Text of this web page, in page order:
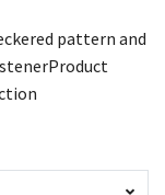
pattern and